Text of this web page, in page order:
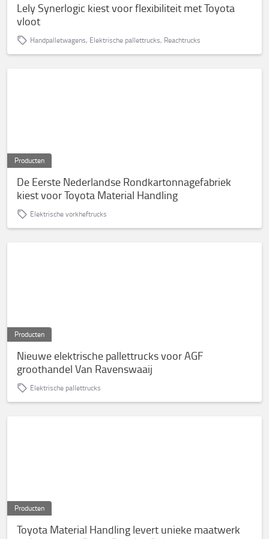
Lely Synerlogic kiest voor flexibiliteit met Toyota
vloot
Handpalletwagens, Elektrische pallettrucks, Reachtrucks
Producten
De Eerste Nederlandse Rondkartonnagefabriek
kiest voor Toyota Material Handling
Elektrische vorkheftrucks
Producten
Nieuwe elektrische pallettrucks voor AGF
groothandel Van Ravenswaaij
Elektrische pallettrucks
Producten
Toyota Material Handling levert unieke maatwerk